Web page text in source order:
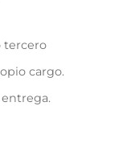
tercero
cargo.